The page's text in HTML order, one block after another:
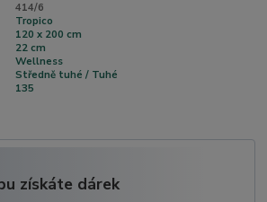
414/6
Tropico
120 x 200 cm
22 cm
Wellness
Středně tuhé / Tuhé
135
získáte dárek